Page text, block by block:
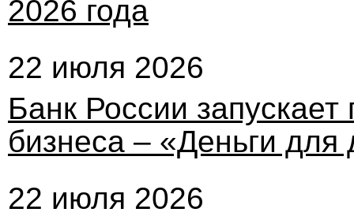
2026 года
22 июля 2026
Банк России
бизнеса – «Деньги для
22 июля 2026